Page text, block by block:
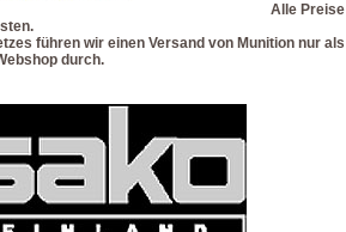
Alle
führen wir einen Versand von Munition nur
durch.